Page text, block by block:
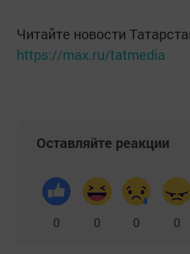
Читайте новости
https://max.ru/tatmedia
Оставляйте реакции
0 0 0 0